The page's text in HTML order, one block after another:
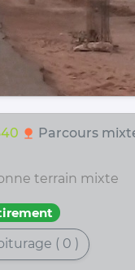
nature Parcours
terrain mixte
( 0 )